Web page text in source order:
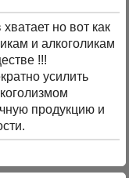
но вот как
и алкоголикам
!!!
усилить
продукцию и